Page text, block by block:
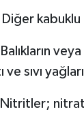
sıvı yağları